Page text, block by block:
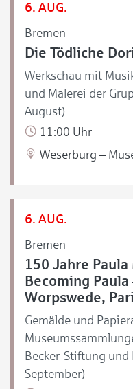
6. AUG.
Bremen
Die Tödliche
Werkschau mit
und Malerei der
August)
11:00 Uhr
Weserburg –
6. AUG.
Bremen
150 Jahre
Becoming
Worpswede,
Gemälde und
Becker-Stiftung und
September)